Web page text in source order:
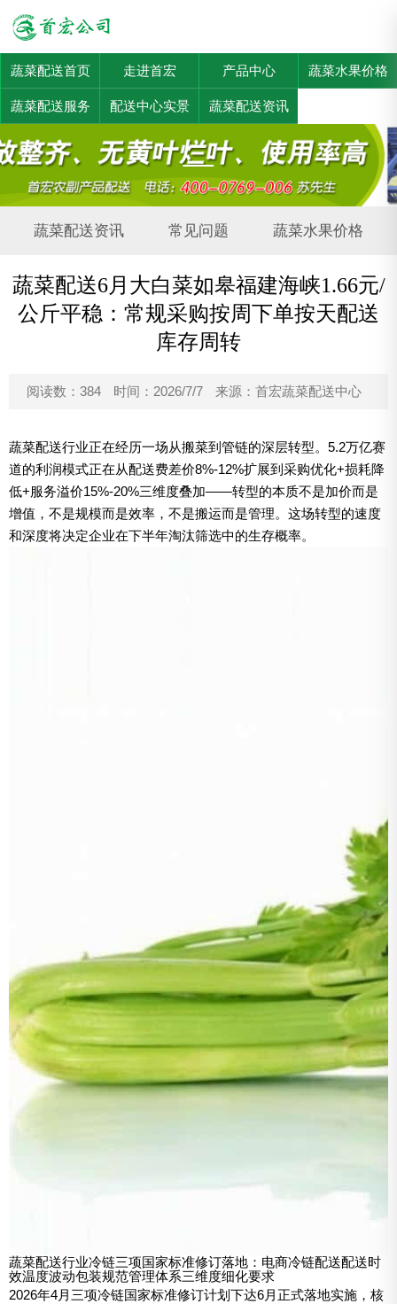
蔬菜配送首页 走进首宏 产品中心 蔬菜水果价格
蔬菜配送服务 配送中心实景 蔬菜配送资讯
蔬菜配送资讯 常见问题 蔬菜水果价格
蔬菜配送6月大白菜如皋福建海峡1.66元/
公斤平稳：常规采购按周下单按天配送
库存周转
阅读数：384 时间：2026/7/7 来源：首宏蔬菜配送中心
蔬菜配送行业正在经历一场从搬菜到管链的深层转型。5.2万亿赛
道的利润模式正在从配送费差价8%-12%扩展到采购优化+损耗降
低+服务溢价15%-20%三维度叠加——转型的本质不是加价而是
增值，不是规模而是效率，不是搬运而是管理。这场转型的速度
和深度将决定企业在下半年淘汰筛选中的生存概率。
蔬菜配送行业冷链三项国家标准修订落地：电商冷链配送配送时
效温度波动包装规范管理体系三维度细化要求
2026年4月三项冷链国家标准修订计划下达6月正式落地实施，核